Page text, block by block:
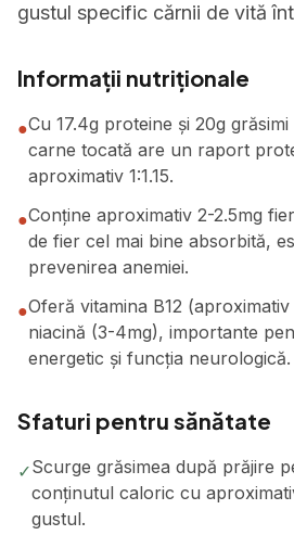
gustul specific cărnii de vită
Informații nutriționale
●Cu 17.4g proteine și 20g
carne tocată are un raport
aproximativ 1:1.15.
●Conține aproximativ 2-2.5mg
de fier cel mai bine absorbită,
prevenirea anemiei.
●Oferă vitamina B12
niacină (3-4mg), importante
energetic și funcția neurologică.
Sfaturi pentru sănătate
✓Scurge grăsimea după prăjire
conținutul caloric cu
gustul.